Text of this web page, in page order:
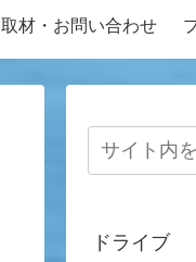
取材・お問い合わせ
ドライブ